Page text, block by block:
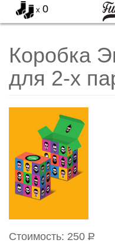
x 0
Коробка
для 2-х
Стоимость: 250 Р